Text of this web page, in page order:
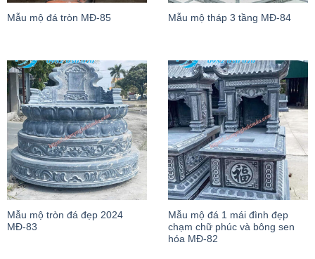
Mẫu mộ đá tròn MĐ-85 Mẫu mộ tháp 3 tầng MĐ-84
Mẫu mộ tròn đá đẹp 2024
MĐ-83
Mẫu mộ đá 1 mái đình đẹp
chạm chữ phúc và bông sen
hóa MĐ-82